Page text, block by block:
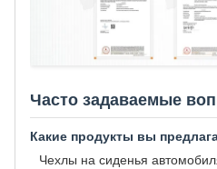
Часто задаваемые
Какие продукты вы
Чехлы на сиденья